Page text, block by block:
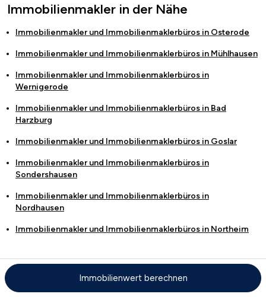
Immobilienmakler in der Nähe
Immobilienmakler und Immobilienmaklerbüros in Osterode
Immobilienmakler und Immobilienmaklerbüros in Mühlhausen
Immobilienmakler und Immobilienmaklerbüros in
Wernigerode
Immobilienmakler und Immobilienmaklerbüros in Bad
Harzburg
Immobilienmakler und Immobilienmaklerbüros in Goslar
Immobilienmakler und Immobilienmaklerbüros in
Sondershausen
Immobilienmakler und Immobilienmaklerbüros in
Nordhausen
Immobilienmakler und Immobilienmaklerbüros in Northeim
Mietspiegel in der Nähe
Immobilienwert berechnen